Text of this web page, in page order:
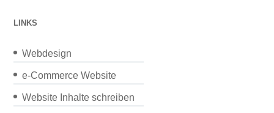
LINKS
Webdesign
e-Commerce Website
Website Inhalte schreiben